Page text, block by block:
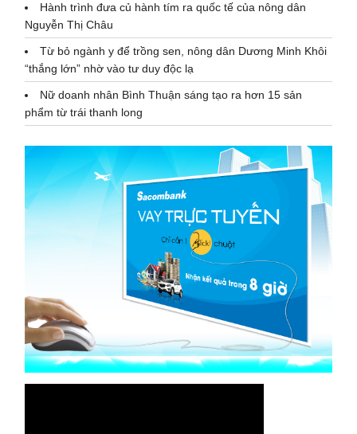
Hành trình đưa củ hành tím ra quốc tế của nông dân
Nguyễn Thị Châu
Từ bỏ ngành y để trồng sen, nông dân Dương Minh Khôi
“thắng lớn” nhờ vào tư duy độc lạ
Nữ doanh nhân Bình Thuận sáng tạo ra hơn 15 sản
phẩm từ trái thanh long